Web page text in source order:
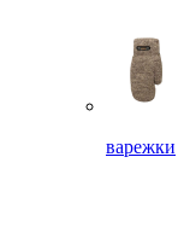
варежки